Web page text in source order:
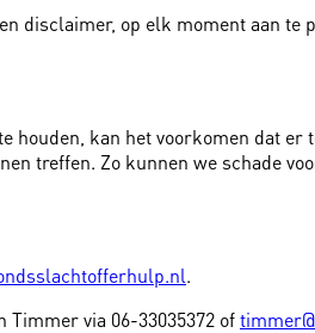
disclaimer, op elk moment aan te
kan het voorkomen dat er
treffen. Zo kunnen we schade
.
via 06-33035372 of